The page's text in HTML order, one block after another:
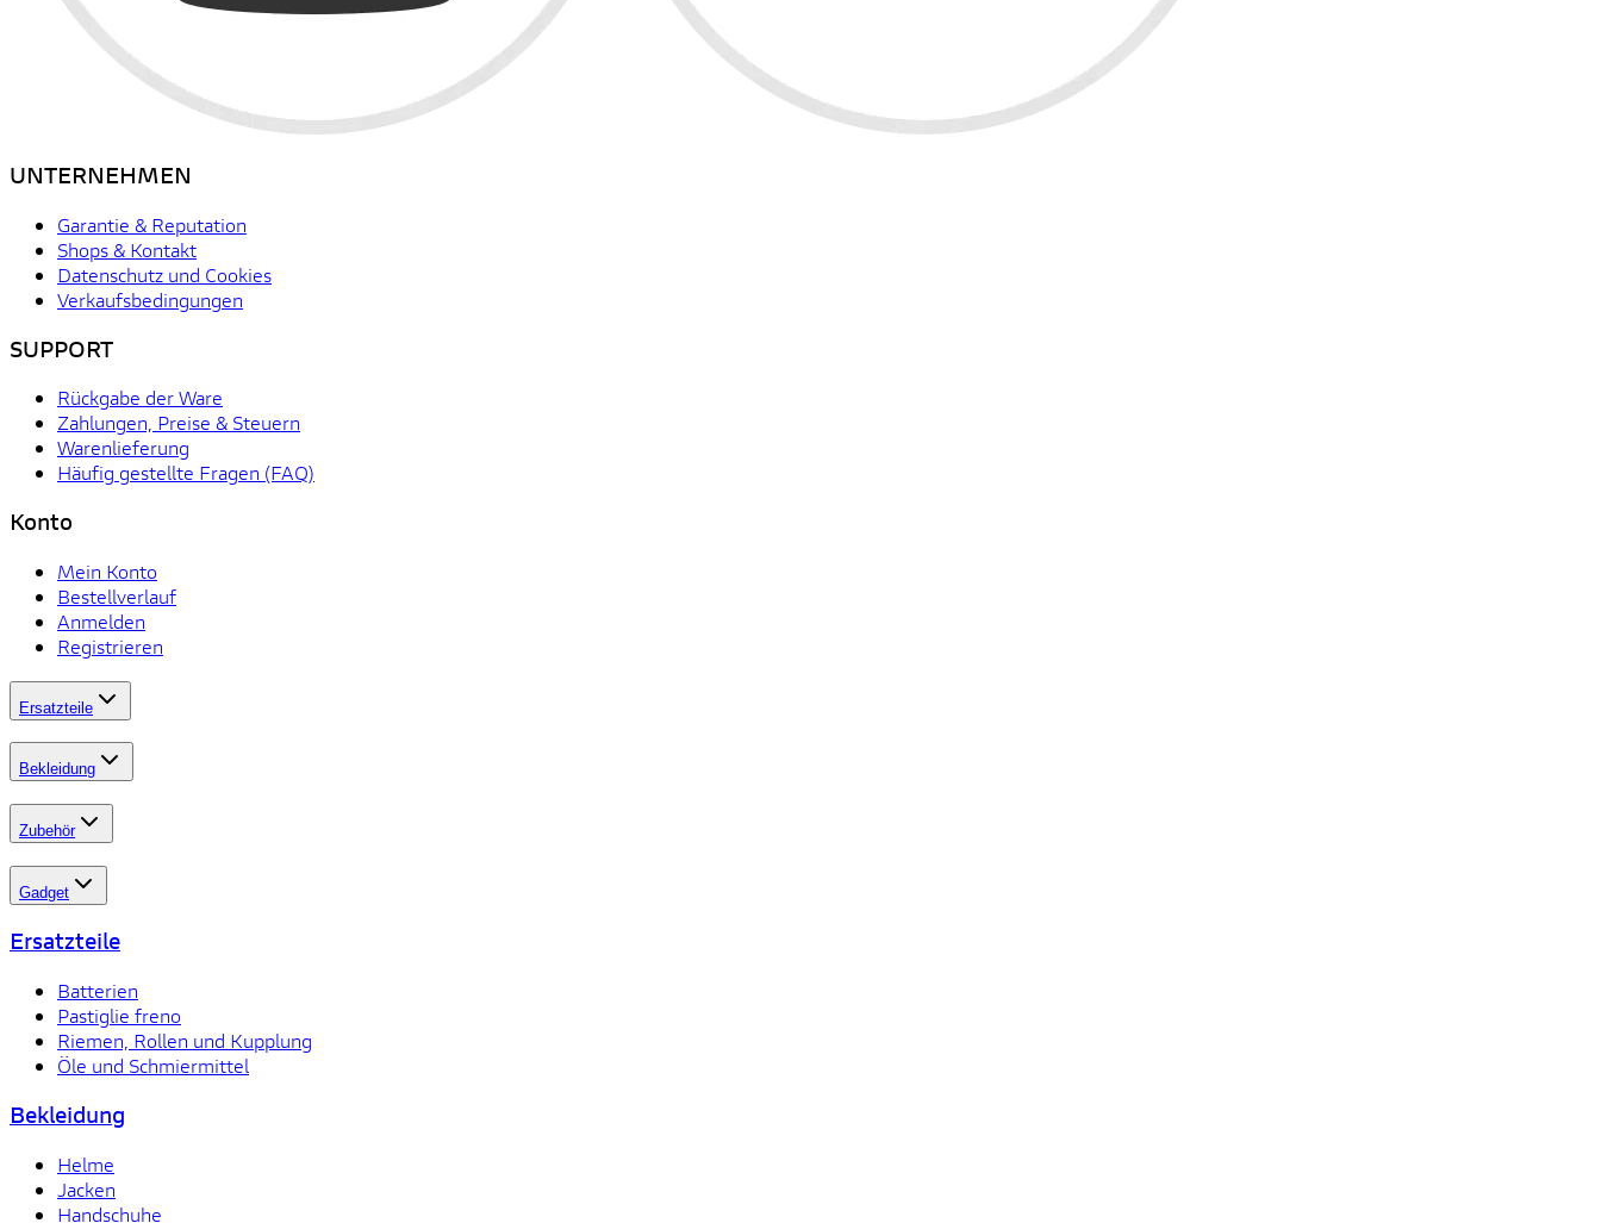
UNTERNEHMEN
Garantie & Reputation
Shops & Kontakt
Datenschutz und Cookies
Verkaufsbedingungen
SUPPORT
Rückgabe der Ware
Zahlungen, Preise & Steuern
Warenlieferung
Häufig gestellte Fragen (FAQ)
Konto
Mein Konto
Bestellverlauf
Anmelden
Registrieren
Ersatzteile
Bekleidung
Zubehör
Gadget
Ersatzteile
Batterien
Pastiglie freno
Riemen, Rollen und Kupplung
Öle und Schmiermittel
Bekleidung
Helme
Jacken
Handschuhe